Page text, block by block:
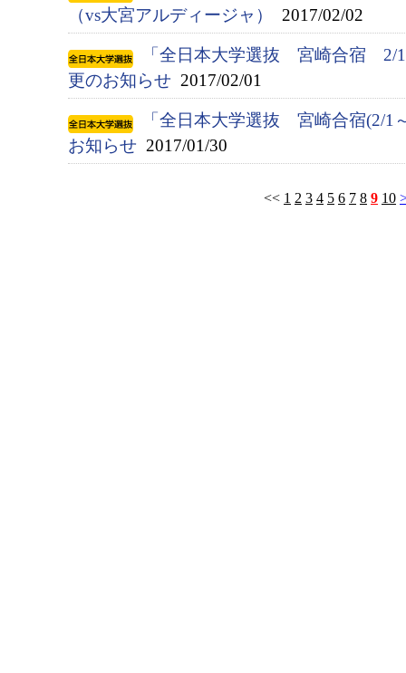
（vs大宮アルディージャ）
2017/02/02
「全日本大学選抜 宮崎合宿
更のお知らせ 2017/02/01
「全日本大学選抜 宮崎合宿(2/1
お知らせ 2017/01/30
<< 1 2 3 4 5 6 7 8 9 10